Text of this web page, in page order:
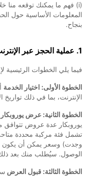
بنجاح.
1. عملية الحجز عبر الإنترنت
فيما يلي الخطوات الرئيسية
الخطوة الأولى: اختيار الخدمة
الإنترنت، بما في ذلك تواريخ
الخطوة الثانية: عرض يوروبكار
يوروبكار عدة عروض
تشمل فئة مركبة محددة
وجدت) وسعر يمكن أن يكون
الوصول. سيُطلب منك بعد ذلك
الخطوة الثالثة: قبول العرض